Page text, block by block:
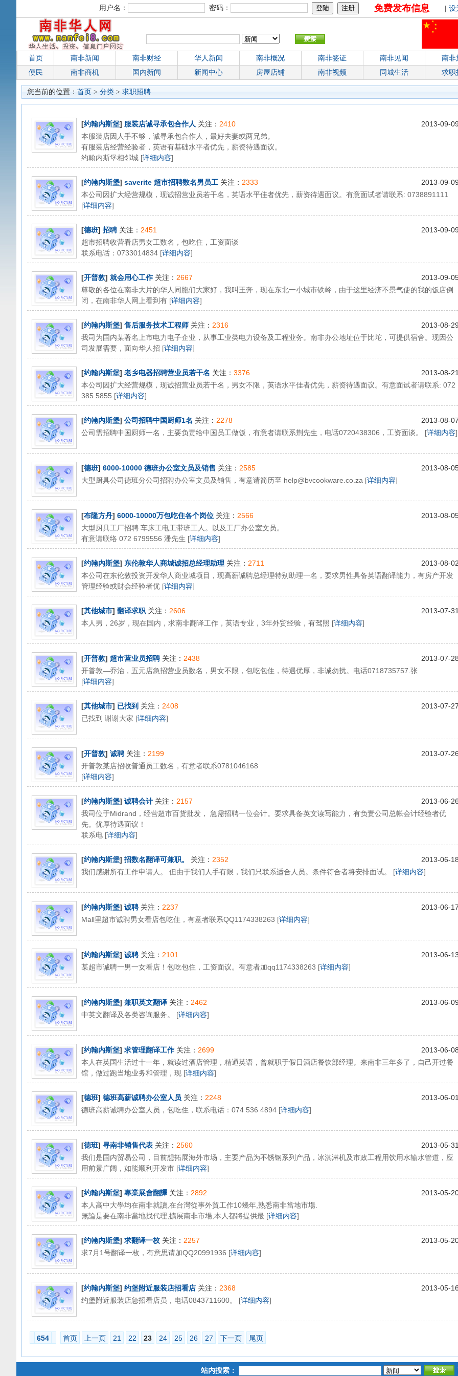
用户名： 密码： 免费发布信息 | 设
首页 南非新闻 南非财经 华人新闻 南非概况 南非签证 南非见闻 南非
便民
南非商机 国内新闻 新闻中心 房屋店铺 南非视频 同城生活 求职
您当前的位置： 首页 > 分类 > 求职招聘
[约翰内斯堡] 服装店诚寻承包合作人 关注： 2410
2013-09-09
本服装店因人手不够，诚寻承包合作人，最好夫妻或两兄弟。
有服装店经营经验者，英语有基础水平者优先，薪资待遇面议。
约翰内斯堡相邻城 [详细内容]
[约翰内斯堡] saverite 超市招聘数名男员工 关注： 2333
2013-09-09
本公司因扩大经营规模，现诚招营业员若干名，英语水平佳者优先，薪资待遇面议。有意面试者请联系: 0738891111
[详细内容]
[德班] 招聘 关注： 2451
2013-09-09
超市招聘收营看店男女工数名，包吃住，工资面谈
联系电话：0733014834 [详细内容]
[开普敦] 就会用心工作 关注： 2667
2013-09-
尊敬的各位在南非大片的华人同胞们大家好，我叫王奔，现在东北一小城市铁岭，由于这里经济不景气使的我的饭店倒
闭，在南非华人网上看到有 [详细内容]
[约翰内斯堡] 售后服务技术工程师 关注： 2316
2013-08-29
我司为国内某著名上市电力电子企业，从事工业类电力设备及工程业务。南非办公地址位于比坨，可提供宿舍。现因公
司发展需要，面向华人招 [详细内容]
[约翰内斯堡] 老乡电器招聘营业员若干名 关注： 3376
2013-08-21
本公司因扩大经营规模，现诚招营业员若干名，男女不限，英语水平佳者优先，薪资待遇面议。有意面试者请联系: 072
385 5855 [详细内容]
[约翰内斯堡] 公司招聘中国厨师1名 关注： 2278
2013-08-07
公司需招聘中国厨师一名，主要负责给中国员工做饭，有意者请联系荆先生，电话0720438306，工资面谈。 [详细内容]
[德班] 6000-10000 德班办公室文员及销售 关注： 2585
2013-08-
大型厨具公司德班分公司招聘办公室文员及销售，有意请简历至 help@bvcookware.co.za [详细内容]
[布隆方丹] 6000-10000万包吃住各个岗位 关注： 2566
2013-08-
大型厨具工厂招聘 车床工电工带班工人。以及工厂办公室文员。
有意请联络 072 6799556 潘先生 [详细内容]
[约翰内斯堡] 东伦敦华人商城诚招总经理助理 关注： 2711
2013-08-02
本公司在东伦敦投资开发华人商业城项目，现高薪诚聘总经理特别助理一名，要求男性具备英语翻译能力，有房产开发
管理经验或财会经验者优 [详细内容]
[其他城市] 翻译求职 关注： 2606
2013-07-31
本人男，26岁，现在国内，求南非翻译工作，英语专业，3年外贸经验，有驾照 [详细内容]
[开普敦] 超市营业员招聘 关注： 2438
2013-07-28
开普敦—乔治，五元店急招营业员数名，男女不限，包吃包住，待遇优厚，非诚勿扰。电话0718735757.张
[详细内容]
[其他城市] 已找到 关注： 2408
2013-07-27
已找到 谢谢大家 [详细内容]
[开普敦] 诚聘 关注： 2199
2013-07-26
开普敦某店招收普通员工数名，有意者联系0781046168
[详细内容]
[约翰内斯堡] 诚聘会计 关注： 2157
2013-06-26
我司位于Midrand，经营超市百货批发， 急需招聘一位会计。要求具备英文读写能力，有负责公司总帐会计经验者优
先。优厚待遇面议！
联系电 [详细内容]
[约翰内斯堡] 招数名翻译可兼职。 关注： 2352
2013-06-18
我们感谢所有工作申请人。 但由于我们人手有限，我们只联系适合人员。条件符合者将安排面试。 [详细内容]
[约翰内斯堡] 诚聘 关注： 2237
2013-06-17
Mall里超市诚聘男女看店包吃住，有意者联系QQ1174338263 [详细内容]
[约翰内斯堡] 诚聘 关注： 2101
2013-06-13
某超市诚聘一男一女看店！包吃包住，工资面议。有意者加qq1174338263 [详细内容]
[约翰内斯堡] 兼职英文翻译 关注： 2462
2013-06-09
中英文翻译及各类咨询服务。 [详细内容]
[约翰内斯堡] 求管理翻译工作 关注： 2699
2013-06-08
本人在英国生活过十一年，就读过酒店管理，精通英语，曾就职于假日酒店餐饮部经理。来南非三年多了，自己开过餐
馆，做过跑当地业务和管理，现 [详细内容]
[德班] 德班高薪诚聘办公室人员 关注： 2248
2013-06-01
德班高薪诚聘办公室人员，包吃住，联系电话：074 536 4894 [详细内容]
[德班] 寻南非销售代表 关注： 2560
2013-05-31
我们是国内贸易公司，目前想拓展海外市场，主要产品为不锈钢系列产品，冰淇淋机及市政工程用饮用水输水管道，应
用前景广阔，如能顺利开发市 [详细内容]
[约翰内斯堡] 專業展會翻譯 关注： 2892
2013-05-
本人高中大學均在南非就讀,在台灣從事外貿工作10幾年,熟悉南非當地市場.
無論是要在南非當地找代理,擴展南非市場,本人都將提供最 [详细内容]
[约翰内斯堡] 求翻译一枚 关注： 2257
2013-05-
求7月1号翻译一枚，有意思请加QQ20991936 [详细内容]
[约翰内斯堡] 约堡附近服装店招看店 关注： 2368
2013-05-16
约堡附近服装店急招看店员，电话0843711600。 [详细内容]
654 首页 上一页 21 22 23 24 25 26 27 下一页 尾页
站内搜索：